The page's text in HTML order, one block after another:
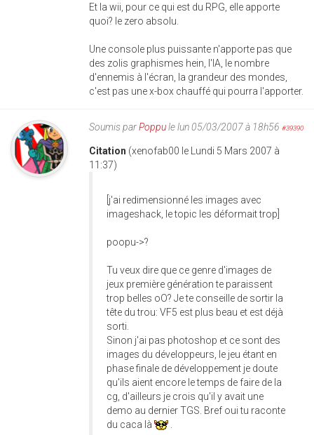
Et la wii, pour ce qui est du RPG, elle apporte
quoi? le zero absolu.
Une console plus puissante n'apporte pas que
des zolis graphismes hein, l'IA, le nombre
d'ennemis à l'écran, la grandeur des mondes,
c'est pas une x-box chauffé qui pourra l'apporter.
Soumis parPoppule lun 05/03/2007 à 18h56 #39390
Citation (xenofab00 le Lundi 5 Mars 2007 à
11:37)
[j'ai redimensionné les images avec
imageshack, le topic les déformait trop]
poopu->?
Tu veux dire que ce genre d'images de
jeux première génération te paraissent
trop belles oO? Je te conseille de sortir la
tête du trou: VF5 est plus beau et est déjà
sorti.
Sinon j'ai pas photoshop et ce sont des
images du développeurs, le jeu étant en
phase finale de développement je doute
qu'ils aient encore le temps de faire de la
cg, d'ailleurs je crois qu'il y avait une
demo au dernier TGS. Bref oui tu raconte
du caca là